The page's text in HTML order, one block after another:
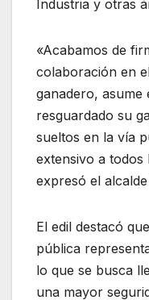
Industria y otras
«Acabamos de
colaboración en
ganadero, asume
resguardado su
sueltos en la vía
extensivo a todos
expresó el
El edil destacó
pública
lo que se busca
una mayor